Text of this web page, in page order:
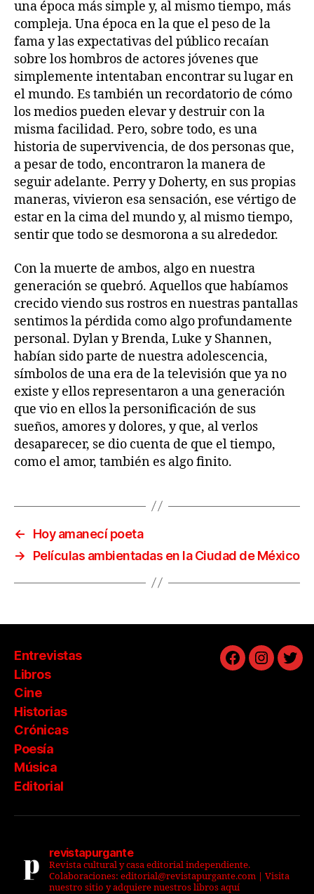
una época más simple y, al mismo tiempo, más
compleja. Una época en la que el peso de la
fama y las expectativas del público recaían
sobre los hombros de actores jóvenes que
simplemente intentaban encontrar su lugar en
el mundo. Es también un recordatorio de cómo
los medios pueden elevar y destruir con la
misma facilidad. Pero, sobre todo, es una
historia de supervivencia, de dos personas que,
a pesar de todo, encontraron la manera de
seguir adelante. Perry y Doherty, en sus propias
maneras, vivieron esa sensación, ese vértigo de
estar en la cima del mundo y, al mismo tiempo,
sentir que todo se desmorona a su alrededor.
Con la muerte de ambos, algo en nuestra
generación se quebró. Aquellos que habíamos
crecido viendo sus rostros en nuestras pantallas
sentimos la pérdida como algo profundamente
personal. Dylan y Brenda, Luke y Shannen,
habían sido parte de nuestra adolescencia,
símbolos de una era de la televisión que ya no
existe y ellos representaron a una generación
que vio en ellos la personificación de sus
sueños, amores y dolores, y que, al verlos
desaparecer, se dio cuenta de que el tiempo,
como el amor, también es algo finito.
←
Hoy amanecí poeta
→
Películas ambientadas en la Ciudad de México
Entrevistas
Libros
Cine
Historias
Crónicas
Poesía
Música
Editorial
Facebook
revistapurgante
Revista cultural y casa editorial independiente.
Colaboraciones: editorial@revistapurgante.com | Visita
nuestro sitio y adquiere nuestros libros aquí